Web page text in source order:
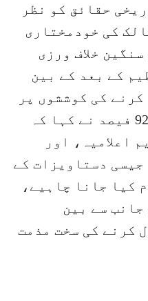
حقائق کو نظر
کی خودمختاری
خلاف ورزی
کے بعد کے بین
کرنے کی کوششوں پر
تنقید کی۔ اس کے علاوہ 92 فیصد نے کہا کہ
اعلامیہ، اور
جیسی دستاویزات کے
کیا جانا چاہیے،
جانب سے بین
کرنے کی سخت مذمت